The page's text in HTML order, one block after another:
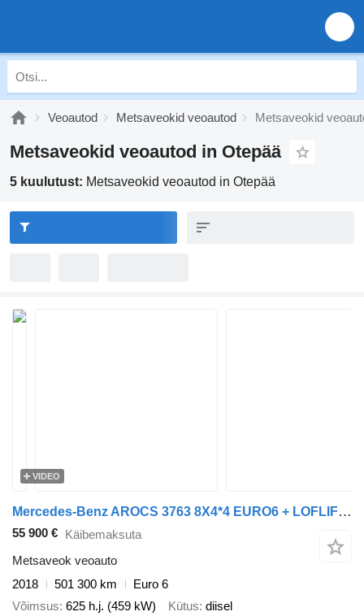
Veoautod Metsaveokid veoautod Metsaveokid
Metsaveokid veoautod in Otepää
5 kuulutust: Metsaveokid veoautod in Otepää
VIDEO
Mercedes-Benz AROCS 3763 8X4*4 EURO6 + LOFLIFT 125Z HiVision
55 900 € Käibemaksuta
Metsaveok veoauto
2018
501 300 km
Euro 6
Võimsus 625 h.j. (459 kW) Kütus diisel